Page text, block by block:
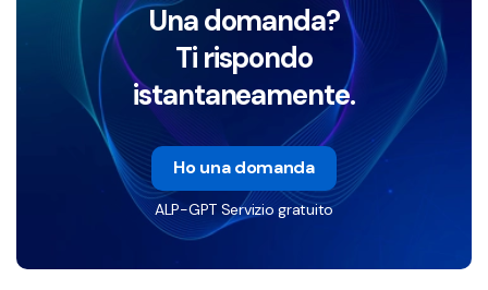
Una domanda?
Ti rispondo
istantaneamente.
Ho una domanda
ALP-GPT Servizio gratuito